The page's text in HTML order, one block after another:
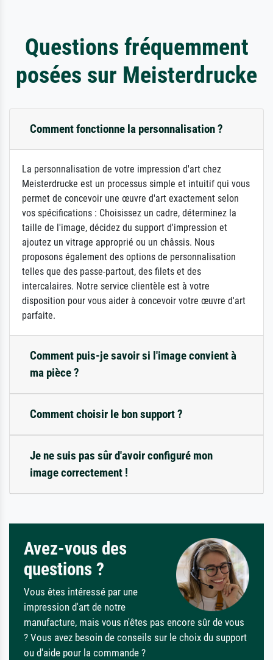
Questions fréquemment
posées sur Meisterdrucke
Comment fonctionne la personnalisation ?
La personnalisation de votre impression d'art chez
Meisterdrucke est un processus simple et intuitif qui vous
permet de concevoir une œuvre d'art exactement selon
vos spécifications : Choisissez un cadre, déterminez la
taille de l'image, décidez du support d'impression et
ajoutez un vitrage approprié ou un châssis. Nous
proposons également des options de personnalisation
telles que des passe-partout, des filets et des
intercalaires. Notre service clientèle est à votre
disposition pour vous aider à concevoir votre œuvre d'art
parfaite.
Comment puis-je savoir si l'image convient à
ma pièce ?
Comment choisir le bon support ?
Je ne suis pas sûr d'avoir configuré mon
image correctement !
Avez-vous des
questions ?
Vous êtes intéressé par une
impression d'art de notre
manufacture, mais vous n'êtes pas encore sûr de vous
? Vous avez besoin de conseils sur le choix du support
ou d'aide pour la commande ?